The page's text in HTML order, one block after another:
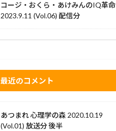
コージ・おくら・あけみんのIQ革命
2023.9.11 (Vol.06) 配信分
最近のコメント
あつまれ 心理学の森 2020.10.19
(Vol.01) 放送分 後半